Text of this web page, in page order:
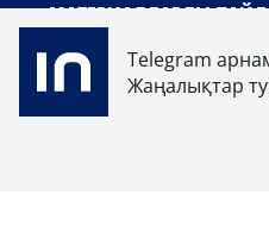
МАТЕРИАЛДАРДЫ
БІЗ ТУРАЛЫ
БОС ЖҰМЫС
«Atameken
Telegram
Жаңалықтар